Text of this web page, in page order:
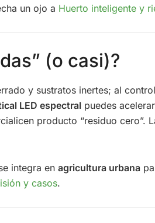
un ojo a Huerto inteligente y
(o casi)?
y sustratos inertes; al
LED espectral puedes
producto “residuo
integra en agricultura urbana
y casos.